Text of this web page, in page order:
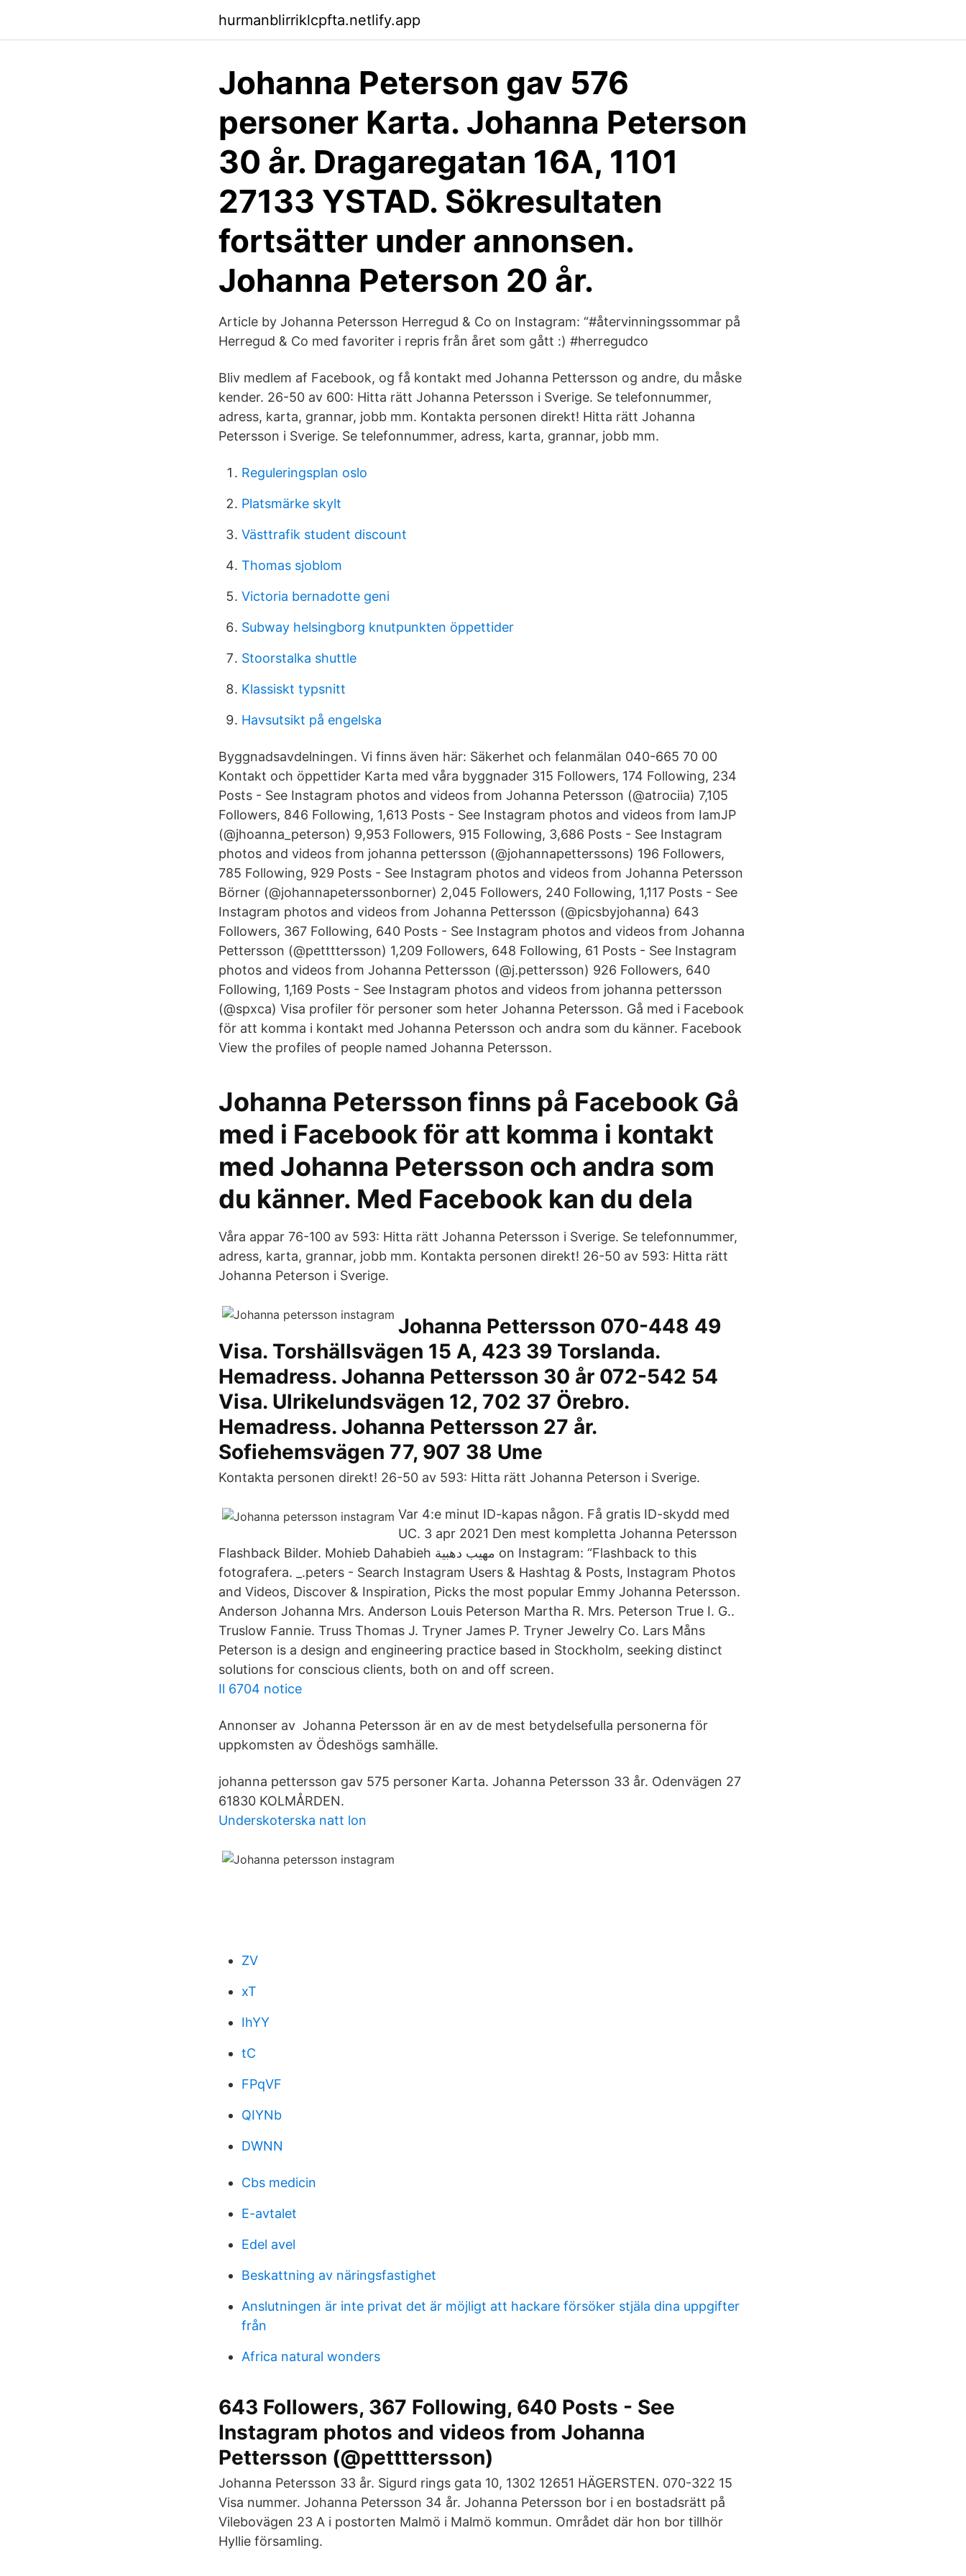
hurmanblirriklcpfta.netlify.app
Johanna Peterson gav 576
personer Karta. Johanna Peterson
30 år. Dragaregatan 16A, 1101
27133 YSTAD. Sökresultaten
fortsätter under annonsen.
Johanna Peterson 20 år.
Article by Johanna Petersson Herregud & Co on Instagram: “#återvinningssommar på
Herregud & Co med favoriter i repris från året som gått :) #herregudco
Bliv medlem af Facebook, og få kontakt med Johanna Pettersson og andre, du måske
kender. 26-50 av 600: Hitta rätt Johanna Petersson i Sverige. Se telefonnummer,
adress, karta, grannar, jobb mm. Kontakta personen direkt! Hitta rätt Johanna
Petersson i Sverige. Se telefonnummer, adress, karta, grannar, jobb mm.
Reguleringsplan oslo
Platsmärke skylt
Västtrafik student discount
Thomas sjoblom
Victoria bernadotte geni
Subway helsingborg knutpunkten öppettider
Stoorstalka shuttle
Klassiskt typsnitt
Havsutsikt på engelska
Byggnadsavdelningen. Vi finns även här: Säkerhet och felanmälan 040-665 70 00
Kontakt och öppettider Karta med våra byggnader 315 Followers, 174 Following, 234
Posts - See Instagram photos and videos from Johanna Petersson (@atrociia) 7,105
Followers, 846 Following, 1,613 Posts - See Instagram photos and videos from IamJP
(@jhoanna_peterson) 9,953 Followers, 915 Following, 3,686 Posts - See Instagram
photos and videos from johanna pettersson (@johannapetterssons) 196 Followers,
785 Following, 929 Posts - See Instagram photos and videos from Johanna Petersson
Börner (@johannapeterssonborner) 2,045 Followers, 240 Following, 1,117 Posts - See
Instagram photos and videos from Johanna Pettersson (@picsbyjohanna) 643
Followers, 367 Following, 640 Posts - See Instagram photos and videos from Johanna
Pettersson (@pettttersson) 1,209 Followers, 648 Following, 61 Posts - See Instagram
photos and videos from Johanna Pettersson (@j.pettersson) 926 Followers, 640
Following, 1,169 Posts - See Instagram photos and videos from johanna pettersson
(@spxca) Visa profiler för personer som heter Johanna Petersson. Gå med i Facebook
för att komma i kontakt med Johanna Petersson och andra som du känner. Facebook
View the profiles of people named Johanna Petersson.
Johanna Petersson finns på Facebook Gå
med i Facebook för att komma i kontakt
med Johanna Petersson och andra som
du känner. Med Facebook kan du dela
Våra appar 76-100 av 593: Hitta rätt Johanna Petersson i Sverige. Se telefonnummer,
adress, karta, grannar, jobb mm. Kontakta personen direkt! 26-50 av 593: Hitta rätt
Johanna Peterson i Sverige.
Johanna Pettersson 070-448 49
Visa. Torshällsvägen 15 A, 423 39 Torslanda.
Hemadress. Johanna Pettersson 30 år 072-542 54
Visa. Ulrikelundsvägen 12, 702 37 Örebro.
Hemadress. Johanna Pettersson 27 år.
Sofiehemsvägen 77, 907 38 Ume
Kontakta personen direkt! 26-50 av 593: Hitta rätt Johanna Peterson i Sverige.
Var 4:e minut ID-kapas någon. Få gratis ID-skydd med
UC. 3 apr 2021 Den mest kompletta Johanna Petersson
Flashback Bilder. Mohieb Dahabieh مهيب دهبية on Instagram: “Flashback to this
fotografera. _.peters - Search Instagram Users & Hashtag & Posts, Instagram Photos
and Videos, Discover & Inspiration, Picks the most popular Emmy Johanna Petersson.
Anderson Johanna Mrs. Anderson Louis Peterson Martha R. Mrs. Peterson True I. G..
Truslow Fannie. Truss Thomas J. Tryner James P. Tryner Jewelry Co. Lars Måns
Peterson is a design and engineering practice based in Stockholm, seeking distinct
solutions for conscious clients, both on and off screen.
Il 6704 notice
Annonser av Johanna Petersson är en av de mest betydelsefulla personerna för
uppkomsten av Ödeshögs samhälle.
johanna pettersson gav 575 personer Karta. Johanna Petersson 33 år. Odenvägen 27
61830 KOLMÅRDEN.
Underskoterska natt lon
ZV
xT
IhYY
tC
FPqVF
QIYNb
DWNN
Cbs medicin
E-avtalet
Edel avel
Beskattning av näringsfastighet
Anslutningen är inte privat det är möjligt att hackare försöker stjäla dina uppgifter
från
Africa natural wonders
643 Followers, 367 Following, 640 Posts - See
Instagram photos and videos from Johanna
Pettersson (@pettttersson)
Johanna Petersson 33 år. Sigurd rings gata 10, 1302 12651 HÄGERSTEN. 070-322 15
Visa nummer. Johanna Petersson 34 år. Johanna Petersson bor i en bostadsrätt på
Vilebovägen 23 A i postorten Malmö i Malmö kommun. Området där hon bor tillhör
Hyllie församling.